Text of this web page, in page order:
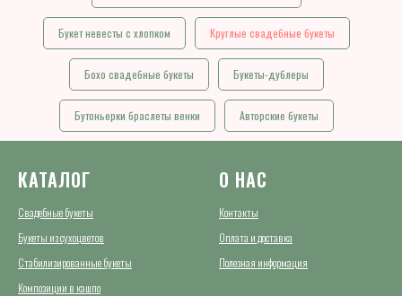
Букет невесты с хлопком Круглые свадебные букеты
Бохо свадебные букеты Букеты-дублеры
Бутоньерки браслеты венки Авторские букеты
КАТАЛОГ
Свадебные букеты
Букеты из сухоцветов
Стабилизированные букеты
Композиции в кашпо
О НАС
Контакты
Оплата и доставка
Полезная информация